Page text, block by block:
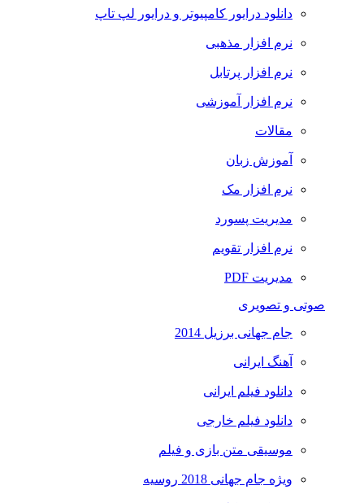
دانلود درایور کامپیوتر و درایور لپ تاپ
نرم افزار مذهبی
نرم افزار پرتابل
نرم افزار آموزشی
مقالات
آموزش زبان
نرم افزار مک
مدیریت پسورد
نرم افزار تقویم
مدیریت PDF
صوتی و تصویری
جام جهانی برزیل 2014
آهنگ ایرانی
دانلود فیلم ایرانی
دانلود فیلم خارجی
موسیقی متن بازی و فیلم
ویژه جام جهانی 2018 روسیه